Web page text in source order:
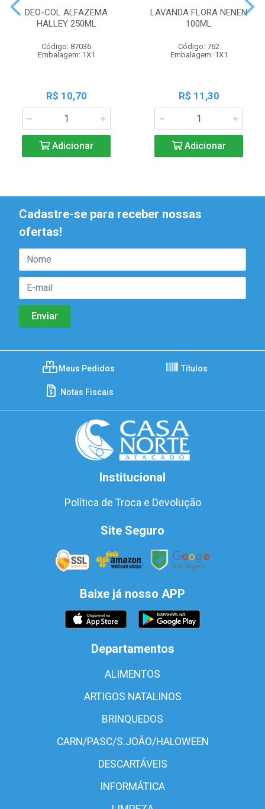
DEO-COL ALFAZEMA
HALLEY 250ML
Código: 87036
Embalagem: 1X1
R$ 10,70
Adicionar
LAVANDA FLORA NENEN
100ML
Código: 762
Embalagem: 1X1
R$ 11,30
Adicionar
Cadastre-se para receber nossas
ofertas!
Meus Pedidos Títulos
Notas Fiscais
Institucional
Política de Troca e Devolução
Site Seguro
Baixe já nosso APP
Departamentos
ALIMENTOS
ARTIGOS NATALINOS
BRINQUEDOS
CARN/PASC/S.JOÃO/HALOWEEN
DESCARTÁVEIS
INFORMÁTICA